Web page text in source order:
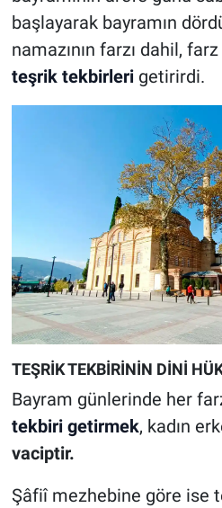
başlayarak bayramın
namazının farzı dahil,
teşrik tekbirlerigetirirdi.
TEŞRİK TEKBİRİNİN DİNİ
Bayram günlerinde her
tekbiri getirmek, kadın
vaciptir.
Şâfiî mezhebine göre ise